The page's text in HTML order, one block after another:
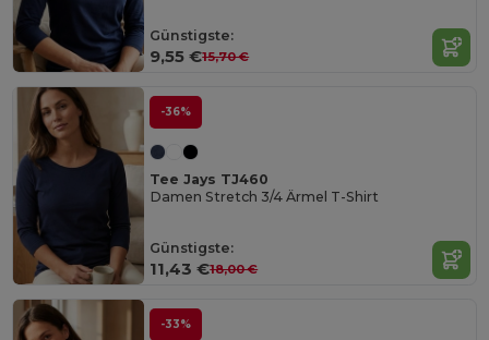
Günstigste:
9,55 €15,70 €
-36%
Tee Jays TJ460
Damen Stretch 3/4 Ärmel T-Shirt
Günstigste:
11,43 €18,00 €
-33%